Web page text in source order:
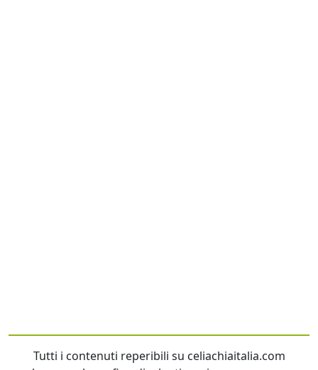
Tutti i contenuti reperibili su celiachiaitalia.com